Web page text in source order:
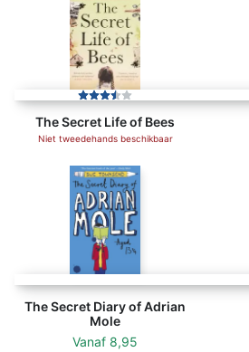
The Secret Life of Bees
Niet tweedehands beschikbaar
The Secret Diary of Adrian
Mole
Vanaf 8,95